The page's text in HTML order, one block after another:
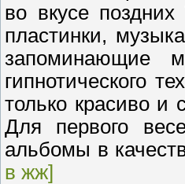
во вкусе поздних
пластинки,
запоминающие
гипнотического
только красиво и
Для первого
альбомы в
в жж]